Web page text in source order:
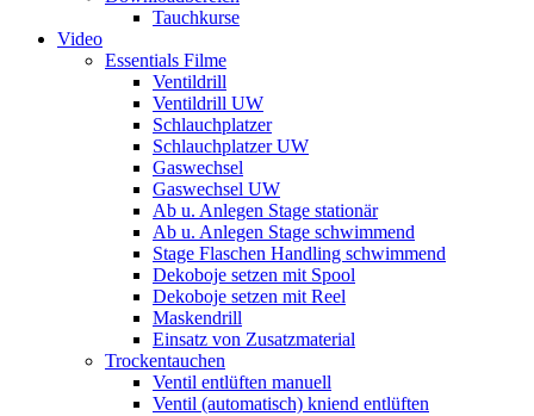
Tauchkurse
Video
Essentials Filme
Ventildrill
Ventildrill UW
Schlauchplatzer
Schlauchplatzer UW
Gaswechsel
Gaswechsel UW
Ab u. Anlegen Stage stationär
Ab u. Anlegen Stage schwimmend
Stage Flaschen Handling schwimmend
Dekoboje setzen mit Spool
Dekoboje setzen mit Reel
Maskendrill
Einsatz von Zusatzmaterial
Trockentauchen
Ventil entlüften manuell
Ventil (automatisch) kniend entlüften